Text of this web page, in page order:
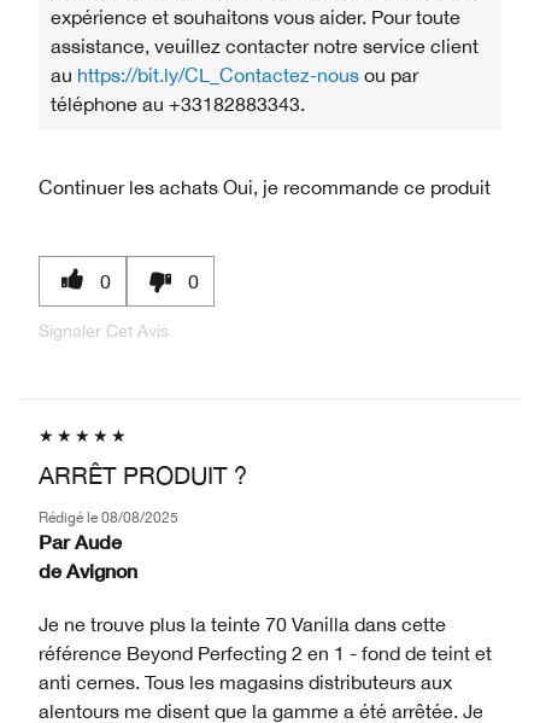
expérience et souhaitons vous aider. Pour toute
assistance, veuillez contacter notre service client
au https://bit.ly/CL_Contactez-nous ou par
téléphone au +33182883343.
Continuer les achats Oui, je recommande ce produit
0 0
Signaler Cet Avis
ARRÊT PRODUIT ?
Rédigé le 08/08/2025
Par Aude
de Avignon
Je ne trouve plus la teinte 70 Vanilla dans cette
référence Beyond Perfecting 2 en 1 - fond de teint et
anti cernes. Tous les magasins distributeurs aux
alentours me disent que la gamme a été arrêtée. Je